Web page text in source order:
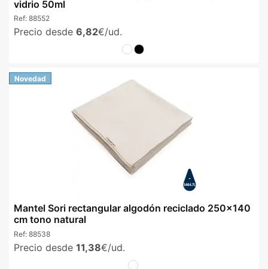
vidrio 50ml
Ref: 88552
Precio desde 6,82€/ud.
Novedad
Mantel Sori rectangular algodón reciclado 250x140
cm tono natural
Ref: 88538
Precio desde 11,38€/ud.